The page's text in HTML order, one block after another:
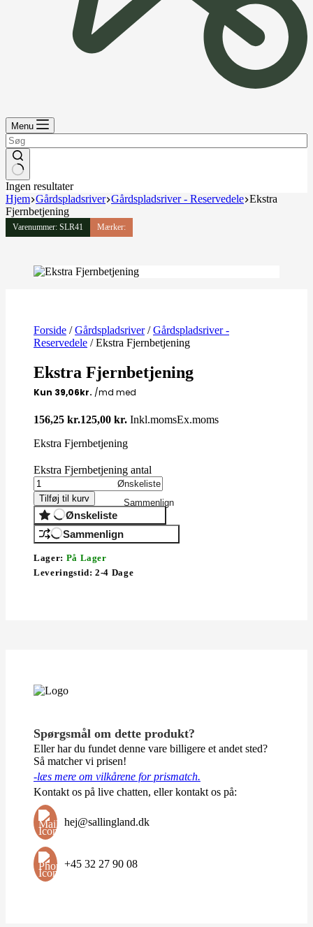
Menu
Ingen resultater
Hjem Gårdspladsriver Gårdspladsriver - Reservedele Ekstra
Fjernbetjening
Varenummer: SLR41 Mærker:
Forside /Gårdspladsriver/Gårdspladsriver -
Reservedele / Ekstra Fjernbetjening
Ekstra Fjernbetjening
156,25 kr.125,00 kr. Inkl.momsEx.moms
Ekstra Fjernbetjening
Ekstra Fjernbetjening antal
Tilføj til kurv
Ønskeliste
Ønskeliste
Sammenlign
Sammenlign
Lager: På Lager
Leveringstid:2-4 Dage
Spørgsmål om dette produkt?
Eller har du fundet denne vare billigere et andet sted?
Så matcher vi prisen!
-læs mere om vilkårene for prismatch.
Kontakt os på live chatten, eller kontakt os på:
hej@sallingland.dk
+45 32 27 90 08